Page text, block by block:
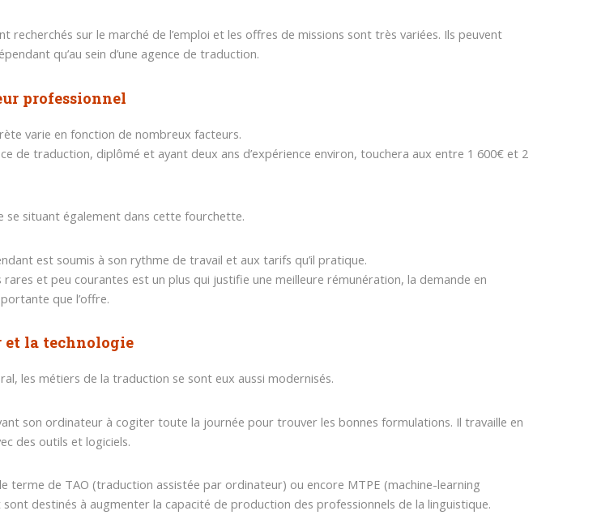
recherchés sur le marché de l’emploi et les offres de missions sont très variées. Ils peuvent
qu’au sein d’une agence de traduction.
professionnel
varie en fonction de nombreux facteurs.
de traduction, diplômé et ayant deux ans d’expérience environ, touchera aux entre 1 600€ et 2
se situant également dans cette fourchette.
est soumis à son rythme de travail et aux tarifs qu’il pratique.
et peu courantes est un plus qui justifie une meilleure rémunération, la demande en
que l’offre.
et la technologie
les métiers de la traduction se sont eux aussi modernisés.
son ordinateur à cogiter toute la journée pour trouver les bonnes formulations. Il travaille en
des outils et logiciels.
terme de TAO (traduction assistée par ordinateur) ou encore MTPE (machine-learning
destinés à augmenter la capacité de production des professionnels de la linguistique.